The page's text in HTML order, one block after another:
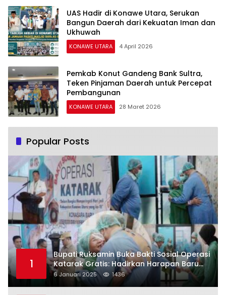
UAS Hadir di Konawe Utara, Serukan
Bangun Daerah dari Kekuatan Iman dan
Ukhuwah
KONAWE UTARA 4 April 2026
Pemkab Konut Gandeng Bank Sultra,
Teken Pinjaman Daerah untuk Percepat
Pembangunan
KONAWE UTARA 28 Maret 2026
Popular Posts
1
Bupati Ruksamin Buka Bakti Sosial Operasi
Katarak Gratis: Hadirkan Harapan Baru
bagi Masyarakat Konut
6 Januari 2025 1436